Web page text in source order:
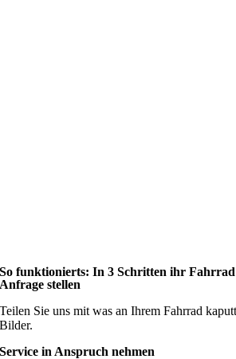
So funktionierts: In 3 Schritten ihr
Anfrage stellen
Teilen Sie uns mit was an Ihrem Fahrrad
Bilder.
Service in Anspruch nehmen